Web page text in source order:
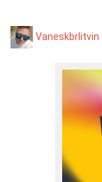
Vaneskbrlitvin